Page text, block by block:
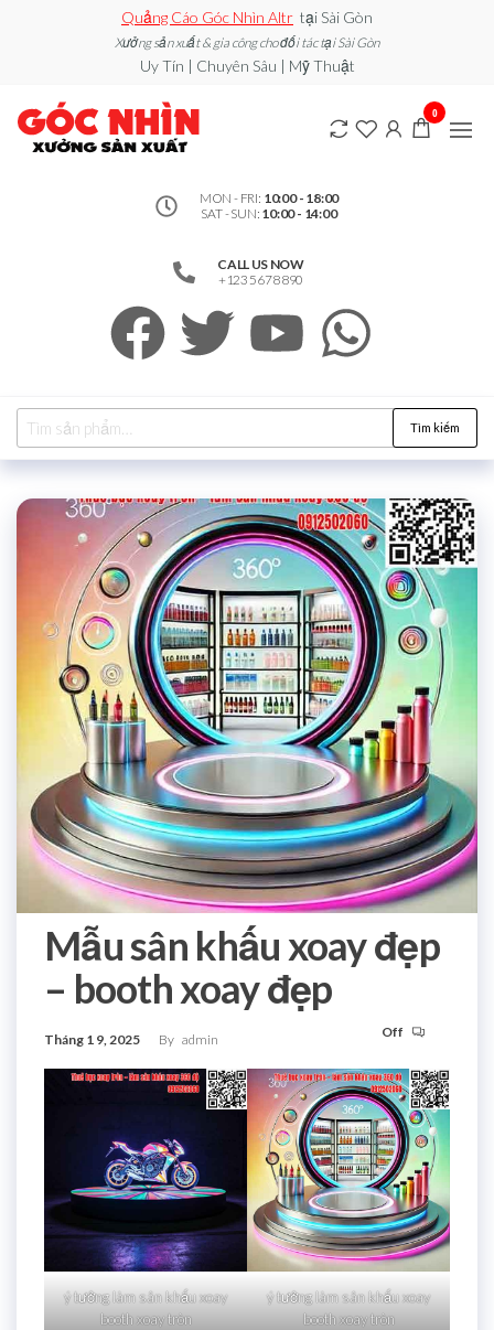
Quảng Cáo Góc Nhìn Altr tại Sài Gòn
Xưởng sản xuất & gia công cho đối tác tại Sài Gòn
Uy Tín | Chuyên Sâu | Mỹ Thuật
0912502060
– Xưởng
bán
hàng /
Xoay
may
MON - FRI: 10:00 - 18:00
SAT - SUN: 10:00 - 14:00
CALL US NOW
+123 5678 890
0
Tìm kiếm
Mẫu sân khấu xoay đẹp
– booth xoay đẹp
Tháng 1 9, 2025 By admin Off
ý tưởng làm sân khấu xoay
booth xoay tròn
ý tưởng làm sân khấu xoay
booth xoay tròn